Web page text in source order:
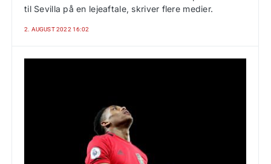
til Sevilla på en lejeaftale, skriver flere medier.
2. AUGUST 2022 16:02